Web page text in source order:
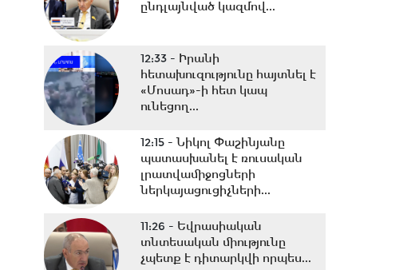
ընդլայնված կազմով...
12:33 - Իրանի
հետախուզությունը հայտնել է
«Մոսադ»-ի հետ կապ
ունեցող...
12:15 -Նիկոլ Փաշինյանը
պատասխանել է ռուսական
լրատվամիջոցների
ներկայացուցիչների...
11:26 - Եվրասիական
տնտեսական միությունը
չպետք է դիտարկվի որպես...